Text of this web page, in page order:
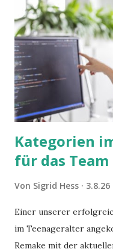
Kategorien
für das
Von Sigrid Hess 3.8.26
Einer unserer
im Teenageralter
Remake mit der